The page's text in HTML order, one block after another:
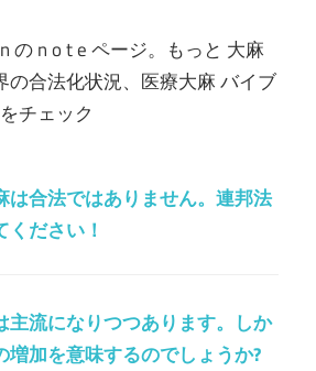
の n o t e ページ。もっと 大麻
の合法化状況、医療大麻 バイブ
チェック
は合法ではありません。連邦法
ださい！
主流になりつつあります。しか
増加を意味するのでしょうか?